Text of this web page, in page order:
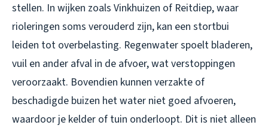
stellen. In wijken zoals Vinkhuizen of Reitdiep, waar
rioleringen soms verouderd zijn, kan een stortbui
leiden tot overbelasting. Regenwater spoelt bladeren,
vuil en ander afval in de afvoer, wat verstoppingen
veroorzaakt. Bovendien kunnen verzakte of
beschadigde buizen het water niet goed afvoeren,
waardoor je kelder of tuin onderloopt. Dit is niet alleen